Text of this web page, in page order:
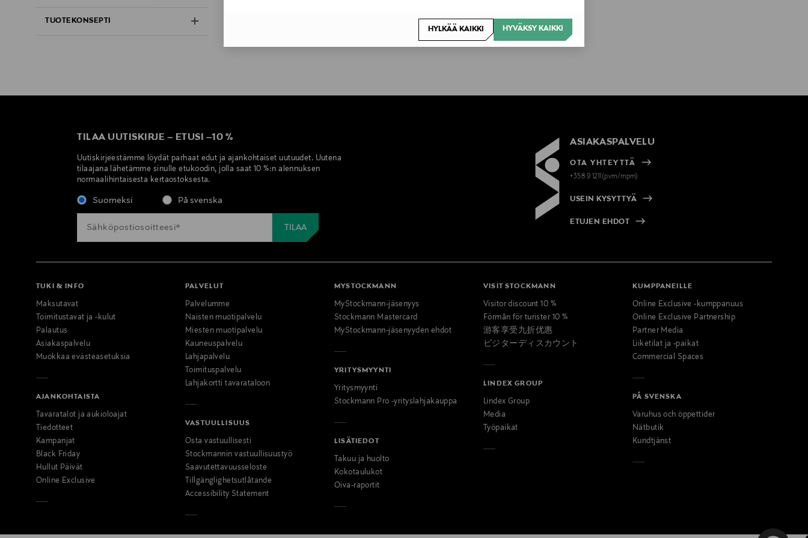
HYLKÄÄ KAIKKI HYVÄKSY KAIKKI
TUOTEKONSEPTI
TILAA UUTISKIRJE – ETUSI –10 %
Uutiskirjeestämme löydät parhaat edut ja ajankohtaiset uutuudet. Uutena
tilaajana lähetämme sinulle etukoodin, jolla saat 10 %:n alennuksen
normaalihintaisesta kertaostoksesta.
Suomeksi På svenska
ASIAKASPALVELU
OTA YHTEYTTÄ
+358 9 1211(pvm/mpm)
USEIN KYSYTTYÄ
ETUJEN EHDOT
TUKI & INFO
Maksutavat
Toimitustavat ja -kulut
Palautus
Asiakaspalvelu
Muokkaa evästeasetuksia
AJANKOHTAISTA
Tavaratalot ja aukioloajat
Tiedotteet
Kampanjat
Black Friday
Hullut Päivät
Online Exclusive
PALVELUT
Palvelumme
Naisten muotipalvelu
Miesten muotipalvelu
Kauneuspalvelu
Lahjapalvelu
Toimituspalvelu
Lahjakortti tavarataloon
VASTUULLISUUS
Osta vastuullisesti
Stockmannin vastuullisuustyö
Saavutettavuusseloste
Tillgänglighetsutlåtande
Accessibility Statement
MYSTOCKMANN
MyStockmann-jäsenyys
Stockmann Mastercard
MyStockmann-jäsenyyden ehdot
YRITYSMYYNTI
Yritysmyynti
Stockmann Pro -yrityslahjakauppa
LISÄTIEDOT
Takuu ja huolto
Kokotaulukot
Oiva-raportit
VISIT STOCKMANN
Visitor discount 10 %
Förmån för turister 10 %
游客享受九折优惠
ビジターディスカウント
LINDEX GROUP
Lindex Group
Media
Työpaikat
KUMPPANEILLE
Online Exclusive -kumppanuus
Online Exclusive Partnership
Partner Media
Liiketilat ja -paikat
Commercial Spaces
PÅ SVENSKA
Varuhus och öppettider
Nätbutik
Kundtjänst